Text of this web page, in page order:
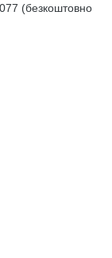
(безкоштовно